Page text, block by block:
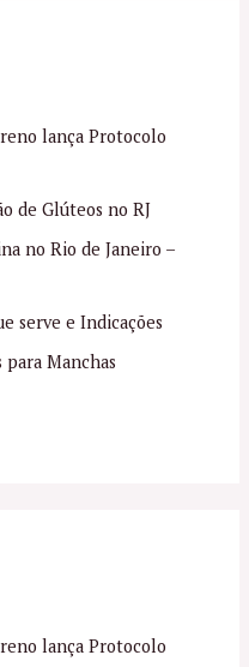
lança Protocolo
de Glúteos no RJ
no Rio de Janeiro –
serve e Indicações
Manchas
lança Protocolo